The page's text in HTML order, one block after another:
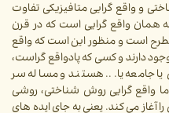
و واقع گرایی متافیزیکی تفاوت
همان واقع گرایی است که در قرن
است و منظور این است که واقع
دارند و کسی که پادواقع گراست،
جامعه یا... هستند و مساله سر
واقع گرایی روش شناختی، روشی
آغاز می کند. یعنی به جای ایده های